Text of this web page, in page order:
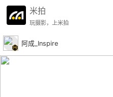
米拍
玩摄影，上米拍
阿成_Inspire